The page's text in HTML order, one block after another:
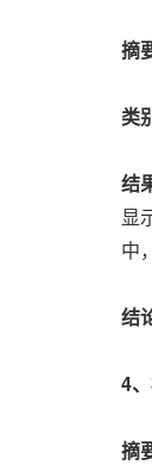
摘
类
结
显
中
结
4
摘